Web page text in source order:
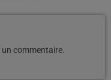
commentaire.